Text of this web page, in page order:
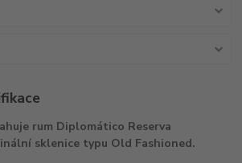
rum Diplomático Reserva
sklenice typu Old Fashioned.